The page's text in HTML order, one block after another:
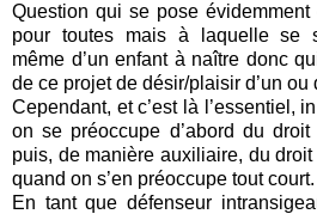
Question qui se pose
pour toutes mais à laquelle se
même d’un enfant à naître donc
de ce projet de désir/plaisir d’un ou
Cependant, et c’est là l’essentiel,
on se préoccupe d’abord du
puis, de manière auxiliaire, du droit
quand on s’en préoccupe tout court.
En tant que défenseur